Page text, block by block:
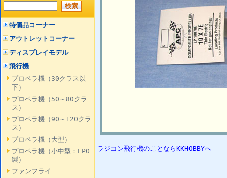
特価品コーナー
アウトレットコーナー
ディスプレイモデル
飛行機
プロペラ機（30クラス以
下）
プロペラ機（50～80クラ
ス）
プロペラ機（90～120クラ
ス）
プロペラ機（大型）
プロペラ機（小中型：EPO
製）
ファンフライ
ラジコン飛行機のことならKKHOBBYへ